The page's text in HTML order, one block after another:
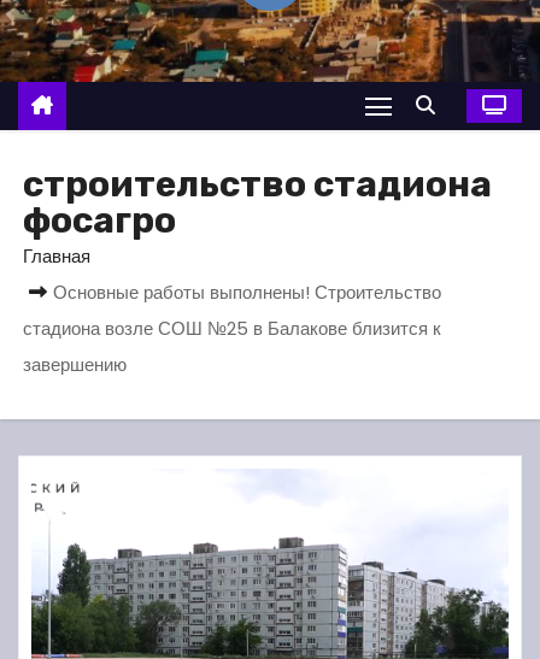
о
м
у
строительство стадиона
фосагро
Главная
Основные работы выполнены! Строительство
стадиона возле СОШ №25 в Балакове близится к
завершению